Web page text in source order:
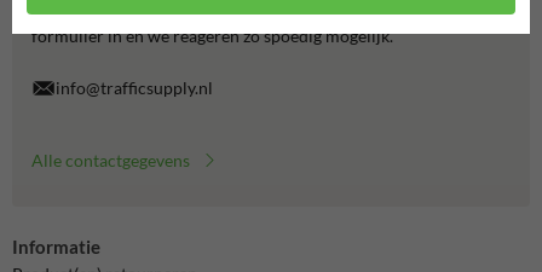
Vragen? Stuur een e-mail naarinfo@trafficsupply.nlof vul het
formulier in en we reageren zo spoedig mogelijk.
info@trafficsupply.nl
Alle contactgegevens
Informatie